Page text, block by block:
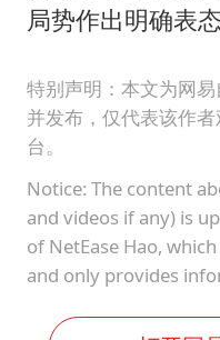
局势作出明确表
特别声明：本文为网
并发布，仅代表该作
台。
Notice: The content
and videos if any) is
of NetEase Hao,
and only provides